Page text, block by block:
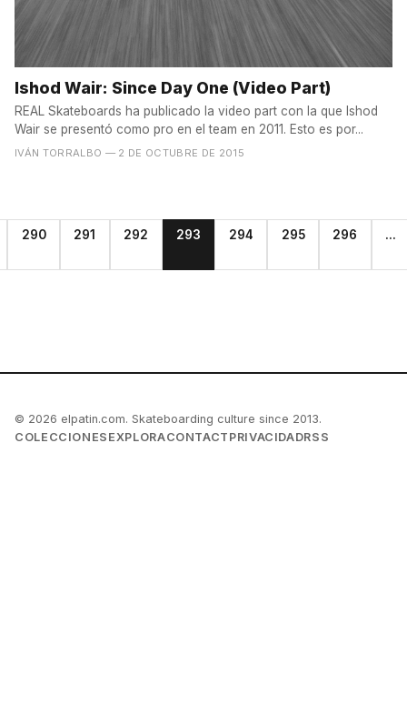
Ishod Wair: Since Day One (Video Part)
REAL Skateboards ha publicado la video part con la que Ishod
Wair se presentó como pro en el team en 2011. Esto es por...
IVÁN TORRALBO — 2 DE OCTUBRE DE 2015
290 291 292 293 294 295 296 ...
© 2026 elpatin.com. Skateboarding culture since 2013.
COLECCIONES EXPLORACONTACT PRIVACIDADRSS